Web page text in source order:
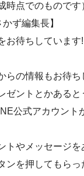
時点でのものです
ず編集長】
お待ちしています!
らの情報もお待ち
ゼントとかあると
公式アカウント
トやメッセージ
ンを押してもらっ